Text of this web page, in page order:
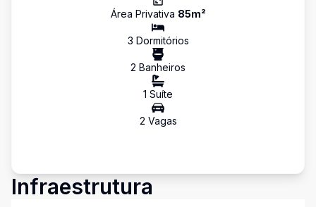
Área Privativa 85m²
3 Dormitórios
2 Banheiros
1 Suíte
2 Vagas
Infraestrutura